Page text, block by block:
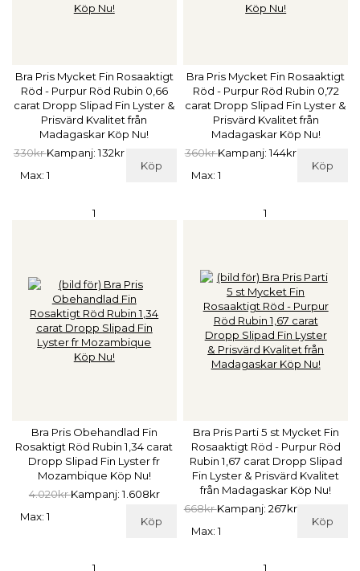
Bra Pris Mycket Fin Rosaaktigt
Röd - Purpur Röd Rubin 0,66
carat Dropp Slipad Fin Lyster &
Prisvärd Kvalitet från
Madagaskar Köp Nu!
330krKampanj: 132kr
Köp
Max: 1
Bra Pris Mycket Fin Rosaaktigt
Röd - Purpur Röd Rubin 0,72
carat Dropp Slipad Fin Lyster &
Prisvärd Kvalitet från
Madagaskar Köp Nu!
360krKampanj: 144kr
Köp
Max: 1
1
Bra Pris Obehandlad Fin
Rosaktigt Röd Rubin 1,34 carat
Dropp Slipad Fin Lyster fr
Mozambique Köp Nu!
4.020krKampanj: 1.608kr
Köp
Max: 1
1
Bra Pris Parti 5 st Mycket Fin
Rosaaktigt Röd - Purpur Röd
Rubin 1,67 carat Dropp Slipad
Fin Lyster & Prisvärd Kvalitet
från Madagaskar Köp Nu!
668krKampanj: 267kr
Köp
Max: 1
1 1